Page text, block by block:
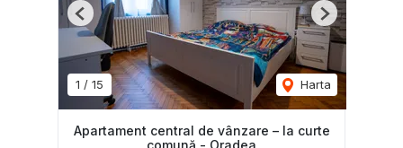
1 / 15 Harta
Previous Next
Apartament central de vânzare – la curte